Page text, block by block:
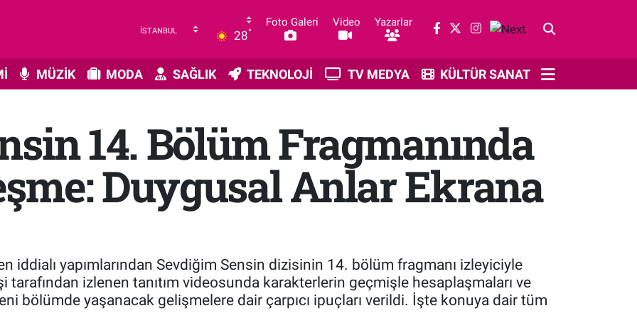
28°
Foto Galeri Video Yazarlar
MÜZİK MODA SAĞLIK TEKNOLOJİ TV MEDYA KÜLTÜR SANAT
14. Bölüm Fragmanında
Duygusal Anlar Ekrana
iddialı yapımlarından Sevdiğim Sensin dizisinin 14. bölüm fragmanı izleyiciyle
tarafından izlenen tanıtım videosunda karakterlerin geçmişle hesaplaşmaları ve
bölümde yaşanacak gelişmelere dair çarpıcı ipuçları verildi. İşte konuya dair tüm